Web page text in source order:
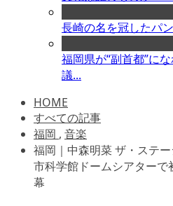
長崎の名を冠したパ
福岡県が“副首都”に
議...
HOME
すべての記事
福岡 , 音楽
福岡｜中森明菜 ザ・ステ
市科学館ドームシアター
幕